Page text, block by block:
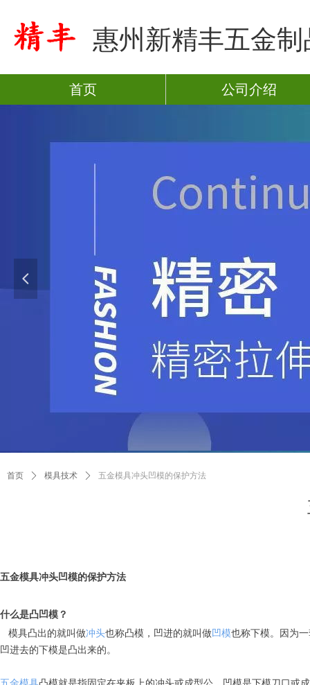
넳
惠州新精丰五金
首页 公司介绍
首页 ꄲ 模具技术 ꄲ 五金模具冲头凹模的保护方法
五金模具冲头凹模的保护方法
什么是凸凹模？
模具凸出的就叫做冲头也称凸模，凹进的就叫做凹模也称下模。因为
凹进去的下模是凸出来的。